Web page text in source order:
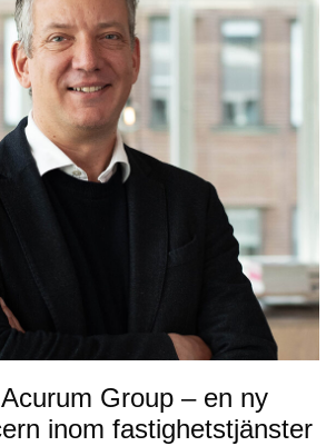
Group – en ny
inom fastighetstjänster